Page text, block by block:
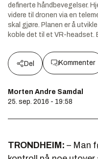
definerte håndbevegelser.
videre til dronen via en
skal gjøre. Planen er å
koble det til et VR-headset.
Del Kommenter
Morten Andre Samdal
25. sep. 2016 - 19:58
TRONDHEIM: – Man